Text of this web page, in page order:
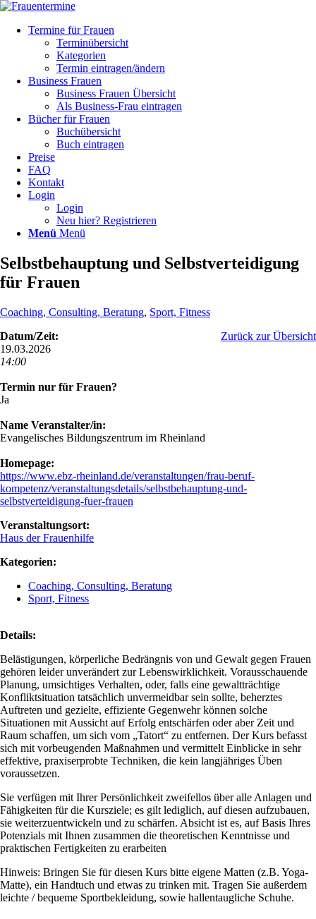
Termine für Frauen
Terminübersicht
Kategorien
Termin eintragen/ändern
Business Frauen
Business Frauen Übersicht
Als Business-Frau eintragen
Bücher für Frauen
Buchübersicht
Buch eintragen
Preise
FAQ
Kontakt
Login
Login
Neu hier? Registrieren
Menü Menü
Selbstbehauptung und Selbstverteidigung
für Frauen
Coaching, Consulting, Beratung, Sport, Fitness
Zurück zur Übersicht
Datum/Zeit:
19.03.2026
14:00
Termin nur für Frauen?
Ja
Name Veranstalter/in:
Evangelisches Bildungszentrum im Rheinland
Homepage:
https://www.ebz-rheinland.de/veranstaltungen/frau-beruf-
kompetenz/veranstaltungsdetails/selbstbehauptung-und-
selbstverteidigung-fuer-frauen
Veranstaltungsort:
Haus der Frauenhilfe
Kategorien:
Coaching, Consulting, Beratung
Sport, Fitness
Details:
Belästigungen, körperliche Bedrängnis von und Gewalt gegen Frauen
gehören leider unverändert zur Lebenswirklichkeit. Vorausschauende
Planung, umsichtiges Verhalten, oder, falls eine gewaltträchtige
Konfliktsituation tatsächlich unvermeidbar sein sollte, beherztes
Auftreten und gezielte, effiziente Gegenwehr können solche
Situationen mit Aussicht auf Erfolg entschärfen oder aber Zeit und
Raum schaffen, um sich vom „Tatort“ zu entfernen. Der Kurs befasst
sich mit vorbeugenden Maßnahmen und vermittelt Einblicke in sehr
effektive, praxiserprobte Techniken, die kein langjähriges Üben
voraussetzen.
Sie verfügen mit Ihrer Persönlichkeit zweifellos über alle Anlagen und
Fähigkeiten für die Kursziele; es gilt lediglich, auf diesen aufzubauen,
sie weiterzuentwickeln und zu schärfen. Absicht ist es, auf Basis Ihres
Potenzials mit Ihnen zusammen die theoretischen Kenntnisse und
praktischen Fertigkeiten zu erarbeiten
Hinweis: Bringen Sie für diesen Kurs bitte eigene Matten (z.B. Yoga-
Matte), ein Handtuch und etwas zu trinken mit. Tragen Sie außerdem
leichte / bequeme Sportbekleidung, sowie hallentaugliche Schuhe.